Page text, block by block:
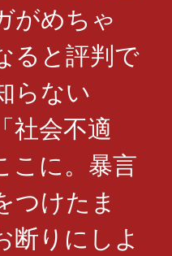
がめちゃ
ると評判で
らない
社会不適
こに。暴言
つけたま
断りにしよ